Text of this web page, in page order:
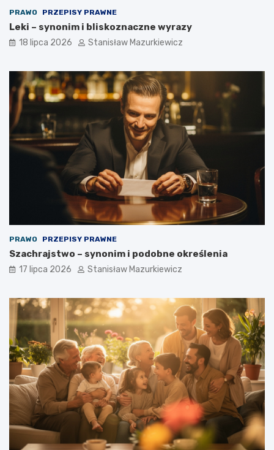
PRAWO PRZEPISY PRAWNE
Leki – synonim i bliskoznaczne wyrazy
18 lipca 2026 Stanisław Mazurkiewicz
PRAWO PRZEPISY PRAWNE
Szachrajstwo – synonim i podobne określenia
17 lipca 2026 Stanisław Mazurkiewicz